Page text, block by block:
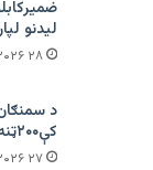
لیدنو
۲۸ Apr ۲۰۲۶
د
کې۲۰۰ټنه د ډبرو سکاره استخراجېږي
۲۷ Apr ۲۰۲۶